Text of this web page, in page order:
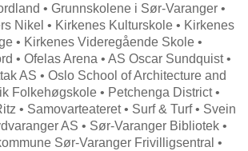
• Grunnskolene i Sør-Varanger •
Nikel • Kirkenes Kulturskole • Kirkenes
• Kirkenes Videregående Skole •
• Ofelas Arena • AS Oscar Sundquist •
AS • Oslo School of Architecture and
Folkehøgskole • Petchenga District •
• Samovarteateret • Surf & Turf • Svein
AS • Sør-Varanger Bibliotek •
Sør-Varanger Frivilligsentral •